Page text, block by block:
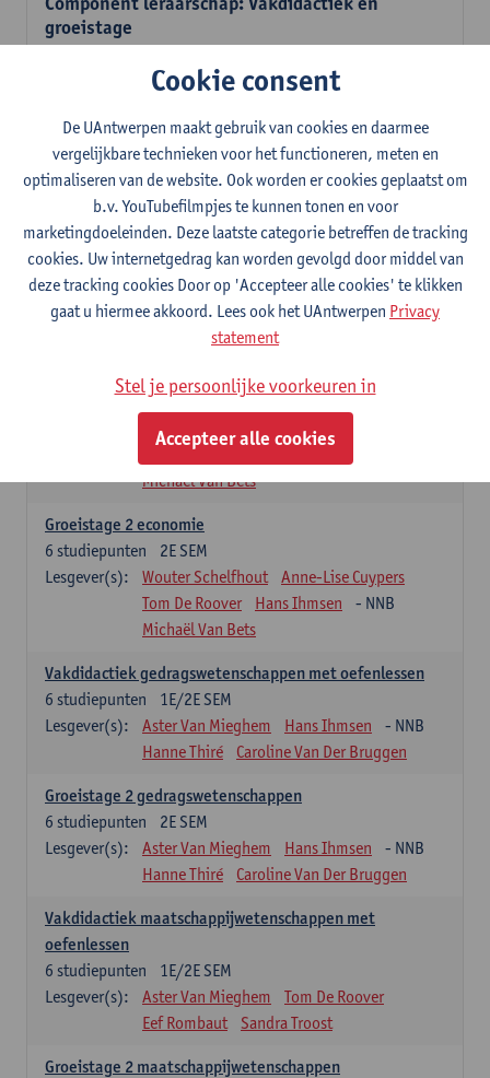
groeistage
een tweede vakdidactiek waarvoor ze toelating hebben gekregen.
programma.
Studenten die OPTIE B volgen nemen 'Vakdidactiek economie',
'Groeistage economie' en 'Groeistage 2 economie' op. Daarnaast
dienen zij ook 1 profileringsvak en een verdiepingsvak.
Vakdidactiek economie met oefenlessen
1E/2E SEM
6studiepunten
Lesgever(s):
Wouter Schelfhout
Anne-Lise Cuypers
Tom De Roover
Hans Ihmsen
- NNB
Michaël Van Bets
Groeistage economie
2E SEM
studiepunten
Wouter Schelfhout
Anne-Lise Cuypers
Tom De Roover
Michaël Van Bets
Groeistage 2 economie
2E SEM
6 studiepunten
Lesgever(s):
Wouter Schelfhout
Anne-Lise Cuypers
Tom De Roover
Hans Ihmsen
- NNB
Michaël Van Bets
Vakdidactiek gedragswetenschappen met oefenlessen
1E/2E SEM
6 studiepunten
Lesgever(s):
Aster Van Mieghem Hans Ihmsen
- NNB
Hanne Thiré
Caroline Van Der Bruggen
Groeistage 2 gedragswetenschappen
2E SEM
6 studiepunten
Lesgever(s):
Aster Van Mieghem Hans Ihmsen
- NNB
Hanne Thiré
Caroline Van Der Bruggen
Vakdidactiek maatschappijwetenschappen met
oefenlessen
1E/2E SEM
6 studiepunten
Lesgever(s):
Aster Van Mieghem
Tom De Roover
Eef Rombaut
Sandra Troost
Groeistage 2 maatschappijwetenschappen
Cookie consent
De UAntwerpen maakt gebruik van cookies en daarmee
vergelijkbare technieken voor het functioneren, meten en
optimaliseren van de website. Ook worden er cookies geplaatst om
b.v. YouTubefilmpjes te kunnen tonen en voor
marketingdoeleinden. Deze laatste categorie betreffen de tracking
cookies. Uw internetgedrag kan worden gevolgd door middel van
deze tracking cookies Door op 'Accepteer alle cookies' te klikken
gaat u hiermee akkoord. Lees ook het UAntwerpen Privacy
statement
Stel je persoonlijke voorkeuren in
Accepteer alle cookies